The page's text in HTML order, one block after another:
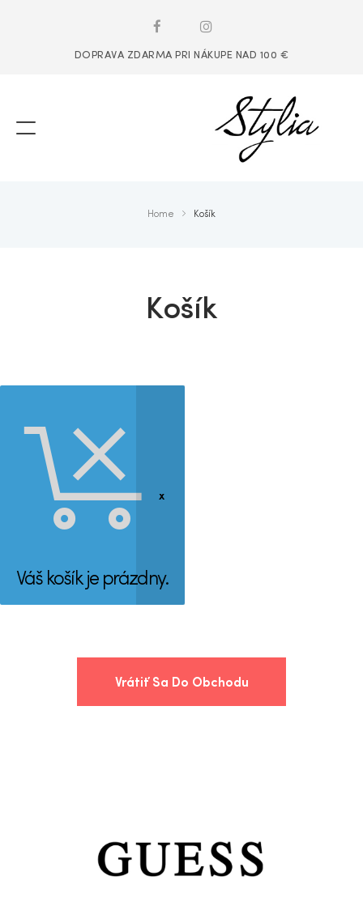
DOPRAVA ZDARMA PRI NÁKUPE NAD 100 €
Home Košík
Košík
Váš košík je prázdny.
Vrátiť Sa Do Obchodu